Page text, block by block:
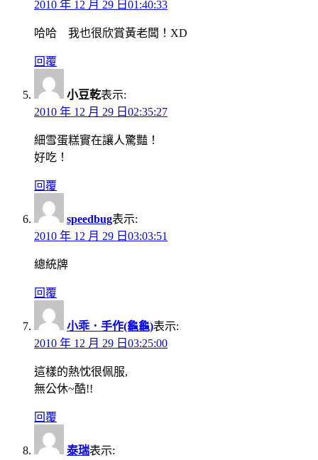
2010 年 12 月 29 日01:40:33
哈哈 我也很欣賞黃老闆！XD
回覆
小豆乾表示:
2010 年 12 月 29 日02:35:27
細雪蛋糕實在讓人驚豔！
好吃！
回覆
speedbug表示:
2010 年 12 月 29 日03:03:51
總統牌
回覆
小乖．手作(龜龜)表示:
2010 年 12 月 29 日03:25:00
這樣的熱忱很佩服,
無公休~酷!!
回覆
泰瑞表示: